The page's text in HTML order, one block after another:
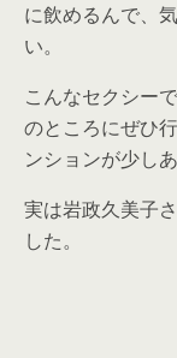
に飲めるんで、
い。
こんなセクシー
のところにぜひ
ンションが少し
実は岩政久美子
した。